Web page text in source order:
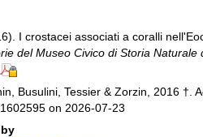
I crostacei associati a coralli
del Museo Civico di Storia Naturale
Busulini, Tessier & Zorzin, 2016 †.
on 2026-07-23
by